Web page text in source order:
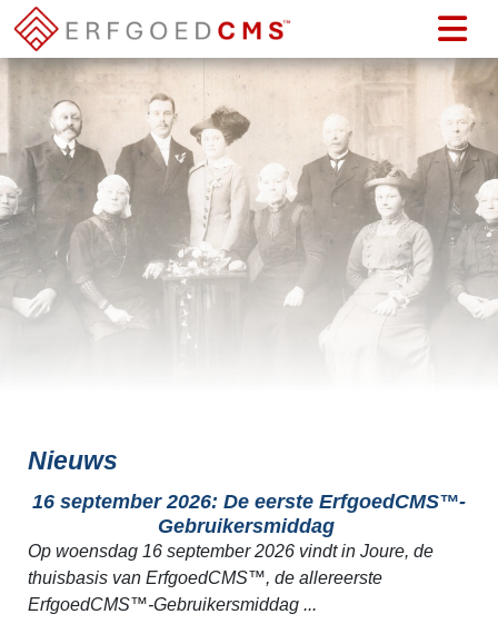
Nieuws
16 september 2026: De eerste ErfgoedCMS™-
Gebruikersmiddag
Op woensdag 16 september 2026 vindt in Joure, de
thuisbasis van ErfgoedCMS™, de allereerste
ErfgoedCMS™-Gebruikersmiddag ...